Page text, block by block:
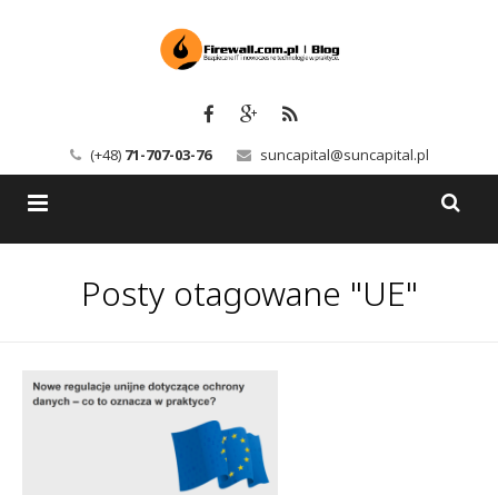
(+48) 71-707-03-76 suncapital@suncapital.pl
Backup-Solutions
Serwery pocztowe
UsługiPosty otagowane "UE"